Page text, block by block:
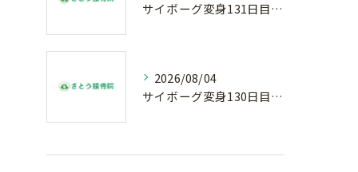
サイボーグ変身131日目.甲子園開幕.日曜.リラクゼーション柔.水曜の朝〜
2026/08/04
サイボーグ変身130日目.涼しい朝.甲子園…火曜の朝〜